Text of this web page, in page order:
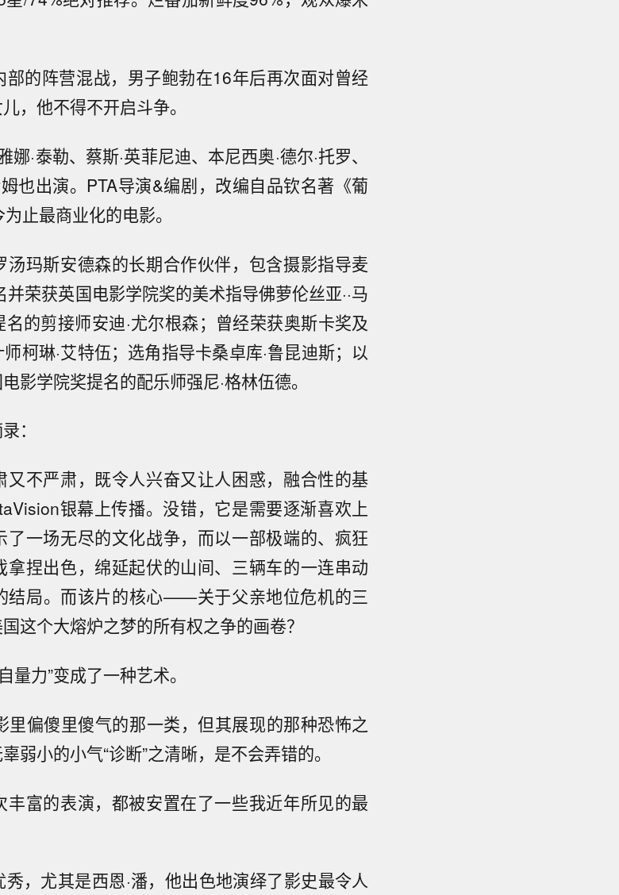
的阵营混战，男子鲍勃在16年后再次面对曾经
，他不得不开启斗争。
·泰勒、蔡斯·英菲尼迪、本尼西奥·德尔·托罗、‌
也出演。PTA导演&编剧，改编自品钦名著《葡
止最商业化的电影。
玛斯安德森的长期合作伙伴，包含摄影指导麦
荣获英国电影学院奖的美术指导佛萝伦丝亚··马
的剪接师安迪·尤尔根森；曾经荣获奥斯卡奖及
柯琳·艾特伍；选角指导卡桑卓库·鲁昆迪斯；以
影学院奖提名的配乐师强尼·格林伍德。
：
又不严肃，既令人兴奋又让人困惑，融合性的基
银幕上传播。没错，它是需要逐渐喜欢上
一场无尽的文化战争，而以一部极端的、疯狂
捏出色，绵延起伏的山间、三辆车的一连串动
结局。而该片的核心——关于父亲地位危机的三
这个大熔炉之梦的所有权之争的画卷？
量力”变成了一种艺术。
里偏傻里傻气的那一类，但其展现的那种恐怖之
弱小的小气“诊断”之清晰，是不会弄错的。
富的表演，都被安置在了一些我近年所见的最
秀，尤其是西恩·潘，他出色地演绎了影史最令人